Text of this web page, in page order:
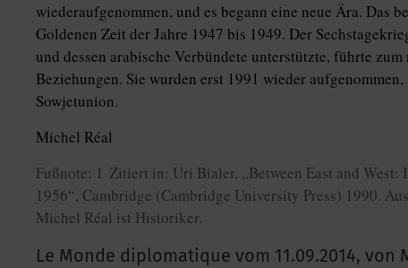
wiederaufgenommen, und es begann eine neue Ära. Das
Goldenen Zeit der Jahre 1947 bis 1949. Der
und dessen arabische Verbündete unterstützte, führte
Beziehungen. Sie wurden erst 1991 wieder
Sowjetunion.
Michel Réal
Fußnote: 1 Zitiert in: Uri Bialer, „Between East and
1956“, Cambridge (Cambridge University Press) 1990.
Michel Réal ist Historiker.
Le Monde diplomatique vom 11.09.2014, von